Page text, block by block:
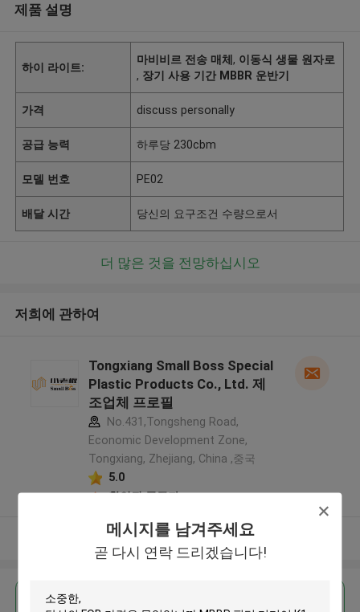
메시지를 남겨주세요
곧 다시 연락 드리겠습니다!
제품 설명
하이 라이트:
마비비르 전송 매체, 이동식 생물 원자로
, 장기 사용 기간 MBBR 운반기
가격 discuss personally
공급 능력 하루당 230cbm
모델 번호 PE02
배달 시간 당신의 요구조건 수량으로서
더 많은 것을 전망하십시오
저희에 관하여
Tongxiang Small Boss Special
Plastic Products Co., Ltd. 제
조업체 프로필
No.431,Tongsheng Road,
Economic Development Zone,
Tongxiang, Zhejiang, China ,중국
5.0
확인된 공급자
더 많은 것을 전망하십시오